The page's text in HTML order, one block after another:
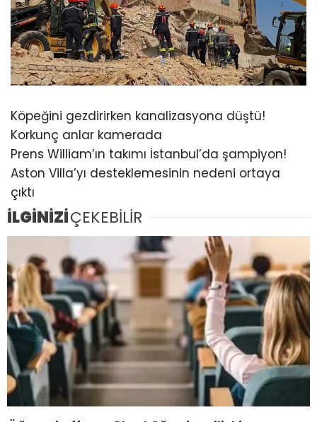
Köpeğini gezdirirken kanalizasyona düştü!
Korkunç anlar kamerada
Prens William’ın takımı İstanbul’da şampiyon!
Aston Villa’yı desteklemesinin nedeni ortaya
çıktı
İLGİNİZİÇEKEBİLİR